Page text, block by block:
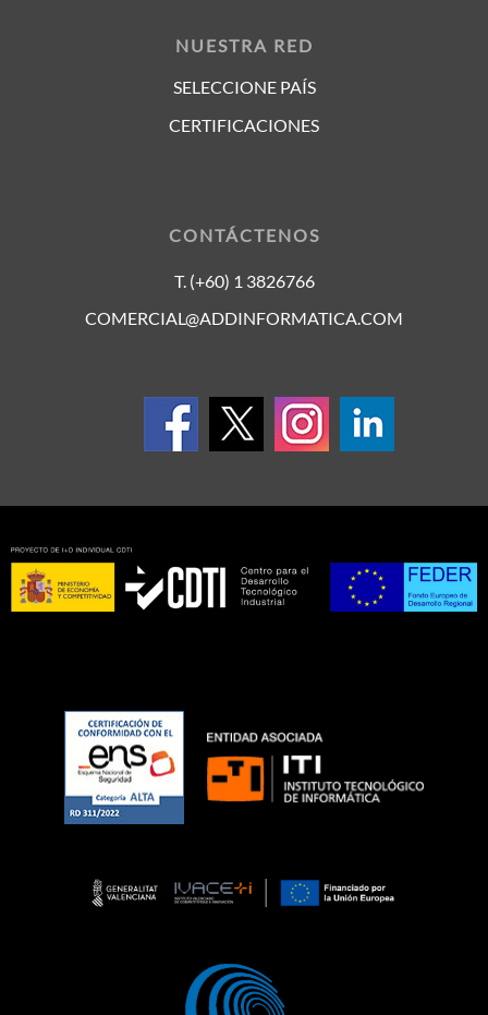
NUESTRA RED
SELECCIONE PAÍS
CERTIFICACIONES
CONTÁCTENOS
T. (+60) 1 3826766
COMERCIAL@ADDINFORMATICA.COM